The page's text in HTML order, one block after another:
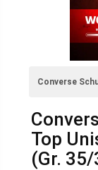
Converse
Top
(Gr.